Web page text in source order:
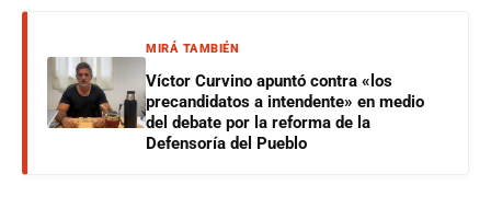
MIRÁ TAMBIÉN
Víctor Curvino apuntó contra «los
precandidatos a intendente» en medio
del debate por la reforma de la
Defensoría del Pueblo